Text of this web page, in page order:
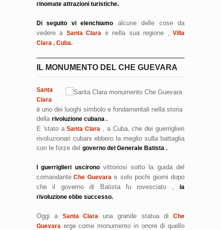
rinomate attrazioni turistiche.
Di seguito vi elenchiamo alcune delle cose da
vedere a Santa Clara e nella sua regione ,
Villa
Clara , Cuba.
IL MONUMENTO DEL CHE GUEVARA
Santa
Clara
è uno dei luoghi simbolo e fondamentali nella storia
della rivoluzione cubana .
E 'stato aSanta Clara
, a Cuba, che dei guerriglieri
rivoluzionari cubani ebbero la meglio sulla battaglia
con le forze del governo del Generale Batista .
I guerriglieri uscironovittoriosi sotto la guida del
comandante Che Guevara e solo pochi giorni dopo
che il governo di Batista fu rovesciato , la
rivoluzione ebbe successo.
Oggi a Santa Clara una grande statua di Che
Guevara erge come monumento in onore di quello